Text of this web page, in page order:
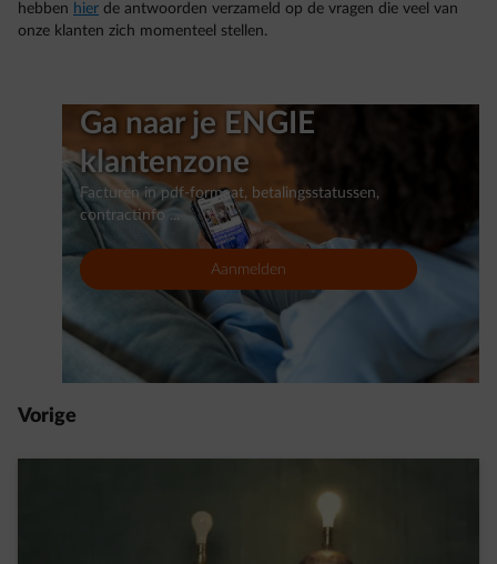
hebben hier de antwoorden verzameld op de vragen die veel van
onze klanten zich momenteel stellen.
Ga naar je ENGIE
klantenzone
Facturen in pdf-formaat, betalingsstatussen,
contractinfo ...
Aanmelden
Vorige